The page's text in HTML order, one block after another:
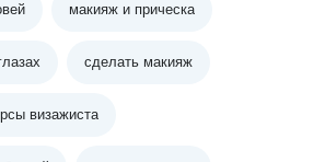
макияж и прическа
сделать макияж
визажиста